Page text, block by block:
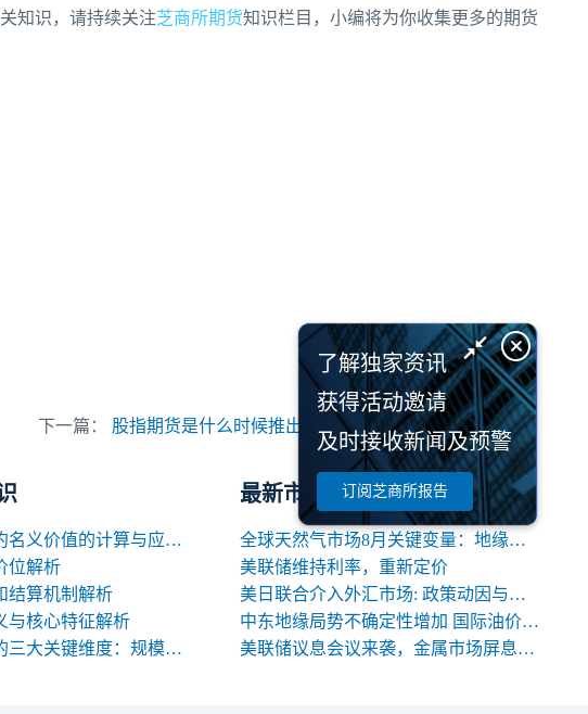
知识，请持续关注芝商所期货知识栏目，小编将为你收集更多的期货
下一篇： 股指期货是什么时候推出的
期货交易中合约名义价值的计算与应用解析
位解析
结算机制解析
与核心特征解析
期货合约规格的三大关键维度：规模、交割与标准化
最新市场研报
全球天然气市场8月关键变量：地缘、天气与库存
美联储维持利率，重新定价
美日联合介入外汇市场: 政策动因与中长期影响
中东地缘局势不确定性增加 国际油价高位震荡
美联储议息会议来袭，金属市场屏息以待
了解独家资讯
获得活动邀请
及时接收新闻及预警
订阅芝商所报告